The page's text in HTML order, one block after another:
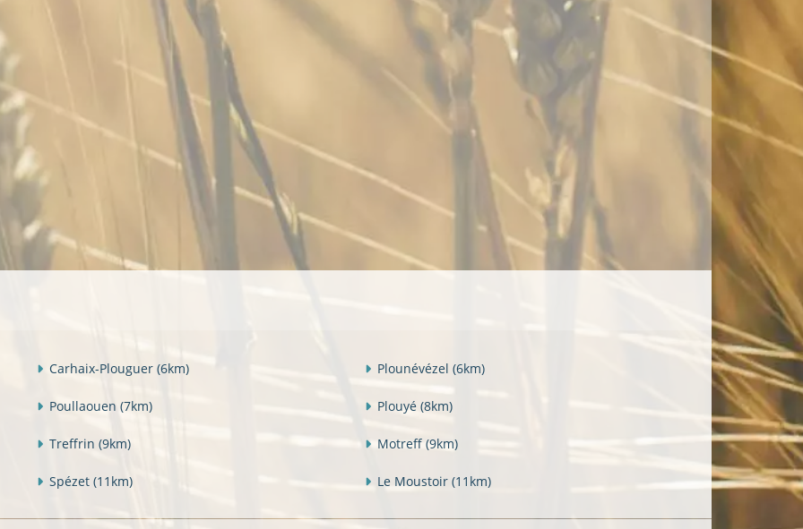
Carhaix-Plouguer (6km) Plounévézel (6km)
Poullaouen (7km) Plouyé (8km)
Treffrin (9km) Motreff (9km)
Spézet (11km) Le Moustoir (11km)